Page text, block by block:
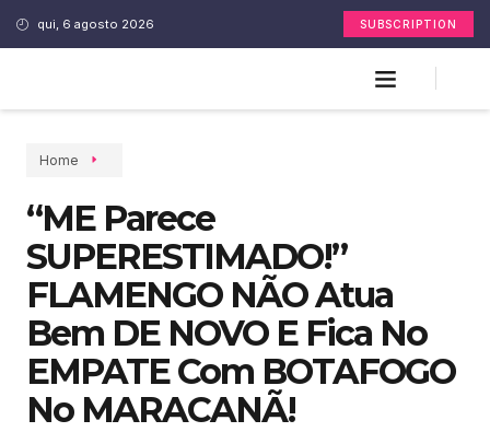
qui, 6 agosto 2026 SUBSCRIPTION
Home
“ME Parece
SUPERESTIMADO!”
FLAMENGO NÃO Atua
Bem DE NOVO E Fica No
EMPATE Com BOTAFOGO
No MARACANÃ!